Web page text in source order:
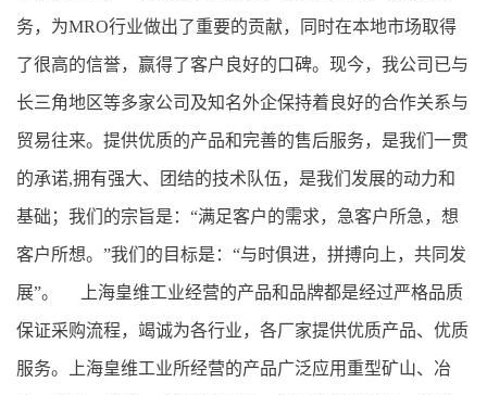
务，为MRO行业做出了重要的贡献，同时在本地市场取得
了很高的信誉，赢得了客户良好的口碑。现今，我公司已与
长三角地区等多家公司及知名外企保持着良好的合作关系与
贸易往来。提供优质的产品和完善的售后服务，是我们一贯
的承诺,拥有强大、团结的技术队伍，是我们发展的动力和
基础；我们的宗旨是：“满足客户的需求，急客户所急，想
客户所想。”我们的目标是：“与时俱进，拼搏向上，共同发
展”。 上海皇维工业经营的产品和品牌都是经过严格品质
保证采购流程，竭诚为各行业，各厂家提供优质产品、优质
服务。上海皇维工业所经营的产品广泛应用重型矿山、冶